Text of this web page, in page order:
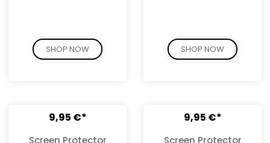
SHOP NOW SHOP NOW
9,95 €*
Screen Protector
9,95 €*
Screen Protector